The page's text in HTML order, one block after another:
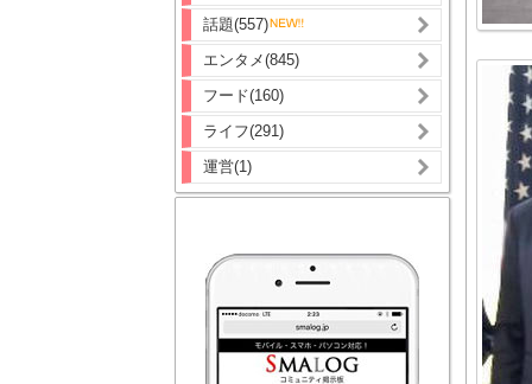
話題(557)
エンタメ(845)
フード(160)
ライフ(291)
運営(1)